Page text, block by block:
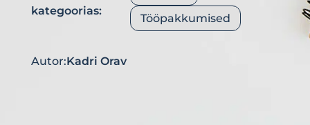
kategoorias:
Tööpakkumised
Autor:Kadri Orav